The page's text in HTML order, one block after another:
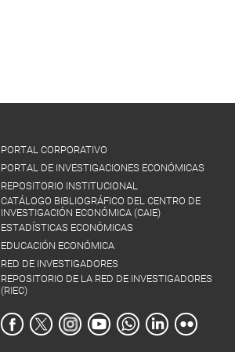
PORTAL CORPORATIVO
PORTAL DE INVESTIGACIONES ECONÓMICAS
REPOSITORIO INSTITUCIONAL
CATÁLOGO BIBLIOGRÁFICO DEL CENTRO DE
INVESTIGACIÓN ECONÓMICA (CAIE)
ESTADÍSTICAS ECONÓMICAS
EDUCACIÓN ECONÓMICA
RED DE INVESTIGADORES
REPOSITORIO DE LA RED DE INVESTIGADORES
(RIEC)